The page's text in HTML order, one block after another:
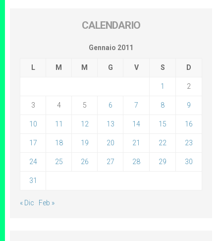
CALENDARIO
Gennaio 2011
L M M G V S D
1 2
3 4 5 6 7 8 9
10 11 12 13 14 15 16
17 18 19 20 21 22 23
24 25 26 27 28 29 30
31
« Dic Feb »